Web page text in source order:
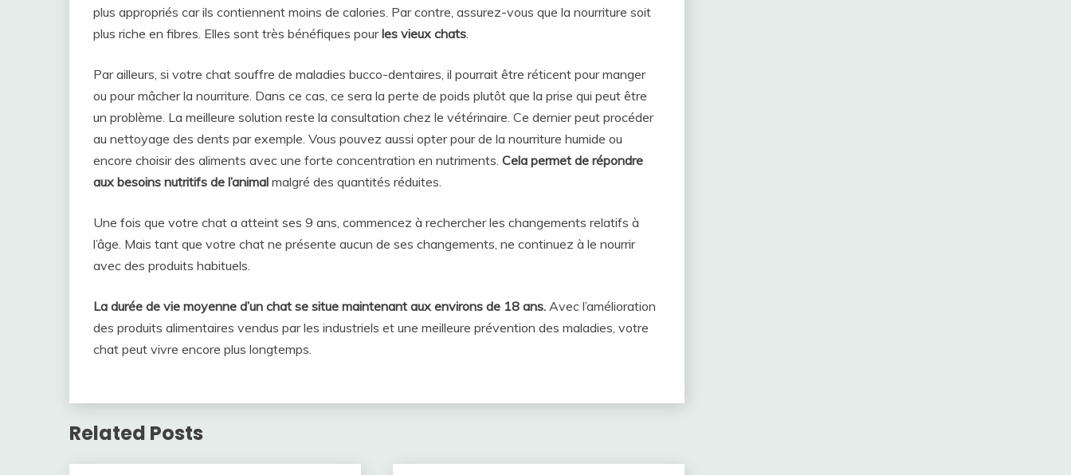
plus appropriés car ils contiennent moins de calories. Par contre, assurez-vous que la nourriture soit
plus riche en fibres. Elles sont très bénéfiques pourles vieux chats
Par ailleurs, si votre chat souffre de maladies bucco-dentaires, il pourrait être réticent pour manger
ou pour mâcher la nourriture. Dans ce cas, ce sera la perte de poids plutôt que la prise qui peut être
un problème. La meilleure solution reste la consultation chez le vétérinaire. Ce dernier peut procéder
au nettoyage des dents par exemple. Vous pouvez aussi opter pour de la nourriture humide ou
encore choisir des aliments avec une forte concentration en nutriments. Cela permet de répondre
aux besoins nutritifs de l’animal malgré des quantités réduites.
Une fois que votre chat a atteint ses 9 ans, commencez à rechercher les changements relatifs à
l’âge. Mais tant que votre chat ne présente aucun de ses changements, ne continuez à le nourrir
avec des produits habituels.
La durée de vie moyenne d’un chat se situe maintenant aux environs de 18 ans. Avec l’amélioration
des produits alimentaires vendus par les industriels et une meilleure prévention des maladies, votre
chat peut vivre encore plus longtemps.
Related Posts